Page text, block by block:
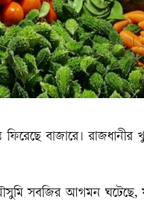
বাজারে। রাজধানীর
সবজির আগমন ঘটেছে,